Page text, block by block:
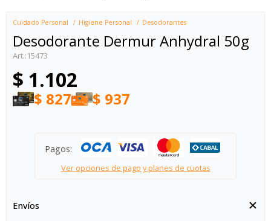
Cuidado Personal Higiene Personal Desodorantes
Desodorante Dermur Anhydral 50g
15473
$ 1.102
$ 827 $ 937
Pagos:
Ver opciones de pago y planes de cuotas
Envíos